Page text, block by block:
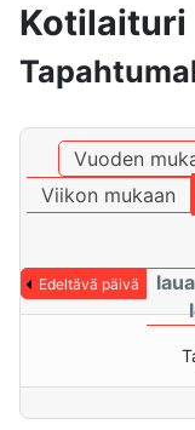
Kotilaituri
Vuoden
Viikon mukaan
Edeltävä päivä